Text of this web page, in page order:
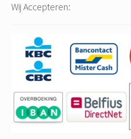
Wij Accepteren: